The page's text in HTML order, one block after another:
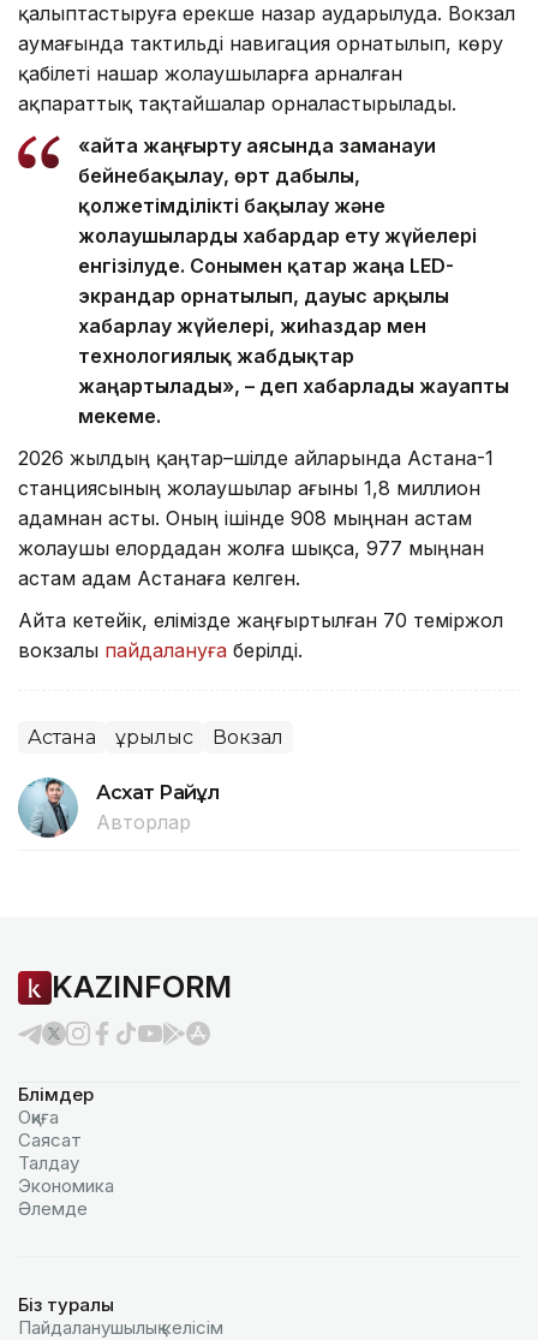
қалыптастыруға ерекше назар аударылуда. Вокзал
аумағында тактильді навигация орнатылып, көру
қабілеті нашар жолаушыларға арналған
ақпараттық тақтайшалар орналастырылады.
«Қайта жаңғырту аясында заманауи
бейнебақылау, өрт дабылы,
қолжетімділікті бақылау және
жолаушыларды хабардар ету жүйелері
енгізілуде. Сонымен қатар жаңа LED-
экрандар орнатылып, дауыс арқылы
хабарлау жүйелері, жиһаздар мен
технологиялық жабдықтар
жаңартылады», – деп хабарлады жауапты
мекеме.
2026 жылдың қаңтар–шілде айларында Астана-1
станциясының жолаушылар ағыны 1,8 миллион
адамнан асты. Оның ішінде 908 мыңнан астам
жолаушы елордадан жолға шықса, 977 мыңнан
астам адам Астанаға келген.
Айта кетейік, елімізде жаңғыртылған 70 теміржол
вокзалы пайдалануға берілді.
Астана Құрылыс Вокзал
Асхат Райқұл
Авторлар
KAZINFORM
Бөлімдер
Оқиға
Саясат
Талдау
Экономика
Әлемде
Біз туралы
Пайдаланушылық келiciм